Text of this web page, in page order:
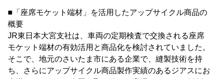
■「座席モケット端材」を活用したアップサイクル商品の
概要
JR東日本大宮支社は、車両の定期検査で交換される座席
モケット端材の有効活用と商品化を検討されていました。
そこで、地元のさいたま市にある企業で、縫製技術を持
ち、さらにアップサイクル商品製作実績のあるジアスにお